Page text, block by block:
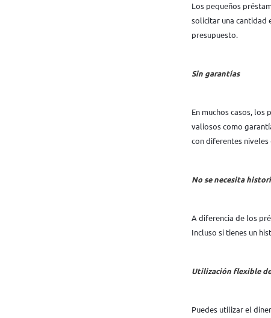
Los pequeños
solicitar una cantidad
presupuesto.
Sin garantías
En muchos casos,
valiosos como
con diferentes
No se necesita
A diferencia de los
Incluso si tienes un
Utilización flexible
Puedes utilizar el